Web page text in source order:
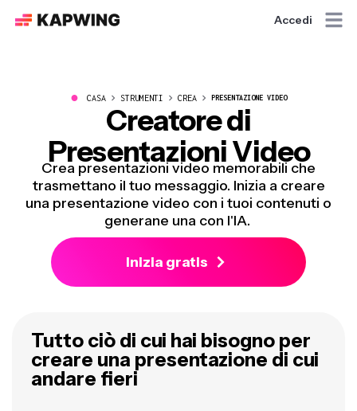
Accedi
● CASA STRUMENTI CREA PRESENTAZIONE VIDEO
Creatore di
Presentazioni Video
Crea presentazioni video memorabili che
trasmettano il tuo messaggio. Inizia a creare
una presentazione video con i tuoi contenuti o
generane una con l'IA.
Inizia gratis
Tutto ciò di cui hai bisogno per
creare una presentazione di cui
andare fieri